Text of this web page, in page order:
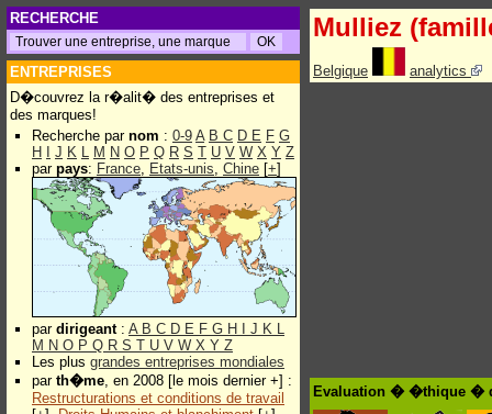
RECHERCHE
ENTREPRISES
D�couvrez la r�alit� des entreprises et
des marques!
Recherche par nom : 0-9 A B C D E F G
H
J K L M N O P Q R S T U V W X Y Z
par pays: France, Etats-unis, Chine [+]
par dirigeant: A B C D E F G H J K L
M N O P Q R S T U V W X Y Z
Les plus grandes entreprises mondiales
par th�me, en 2008 [le mois dernier +] :
Restructurations et conditions de travail
Mulliez
Belgique analytics
Evaluation � �thique �